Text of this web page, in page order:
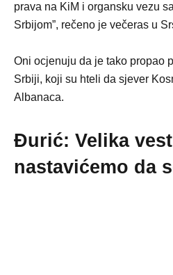
prava na KiM i organsku vezu
Srbijom”, rečeno je večeras u
Oni ocjenuju da je tako propao
Srbiji, koji su hteli da sjever
Albanaca.
Ðurić: Velika
nastavićemo da